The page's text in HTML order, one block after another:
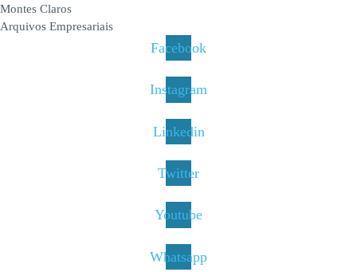
Montes Claros
Arquivos Empresariais
Facebook
Instagram
Linkedin
Twitter
Youtube
Whatsapp